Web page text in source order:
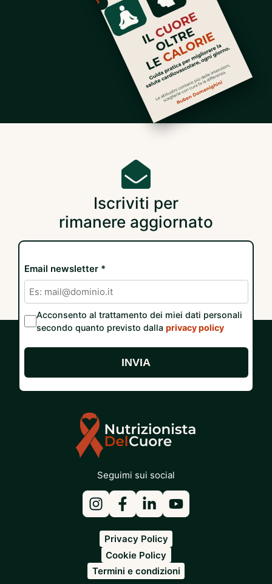
Iscriviti per
rimanere aggiornato
Email newsletter *
Acconsento al trattamento dei miei dati personali
secondo quanto previsto dalla privacy policy
INVIA
Seguimi sui social
Privacy Policy
Cookie Policy
Termini e condizioni